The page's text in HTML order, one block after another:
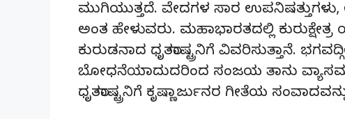
ಮುಗಿಯುತ್ತದೆ. ವೇದಗಳ ಸಾರ ಉಪನಿಷತ್ತುಗಳು,
ಅಂತ ಹೇಳುವರು. ಮಹಾಭಾರತದಲ್ಲಿ
ಕುರುಡನಾದ ಧೃತರಾಷ್ಟ್ರನಿಗೆ ವಿವರಿಸುತ್ತಾನೆ.
ಬೋಧನೆಯಾದುದರಿಂದ ಸಂಜಯ ತಾನು
ಧೃತರಾಷ್ಟ್ರನಿಗೆ ಕೃಷ್ಣಾರ್ಜುನರ ಗೀತೆಯ